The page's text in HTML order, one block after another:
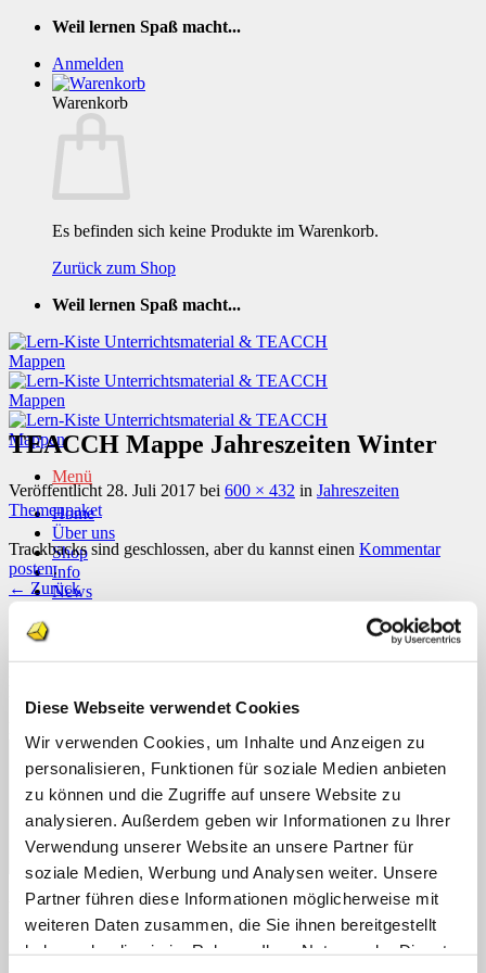
Diese Webseite verwendet Cookies
Wir verwenden Cookies, um Inhalte und Anzeigen zu
personalisieren, Funktionen für soziale Medien anbieten
zu können und die Zugriffe auf unsere Website zu
analysieren. Außerdem geben wir Informationen zu Ihrer
Verwendung unserer Website an unsere Partner für
soziale Medien, Werbung und Analysen weiter. Unsere
Partner führen diese Informationen möglicherweise mit
weiteren Daten zusammen, die Sie ihnen bereitgestellt
haben oder die sie im Rahmen Ihrer Nutzung der Dienste
Zum
springen
Weil lernen Spaß macht...
Anmelden
Warenkorb
Es befinden sich keine Produkte im Warenkorb.
Zurück zum Shop
Weil lernen Spaß macht...
Menü
Home
Über uns
Shop
Info
News
nach:
TEACCH Mappe Jahreszeiten Winter
Veröffentlicht 28. Juli 2017 bei 600 × 432 in Jahreszeiten
Themenpaket
Trackbacks sind geschlossen, aber du kannst einen Kommentar
posten.
← Zurück
Schreibe einen Kommentar
Name*
E-Mail-Adresse *